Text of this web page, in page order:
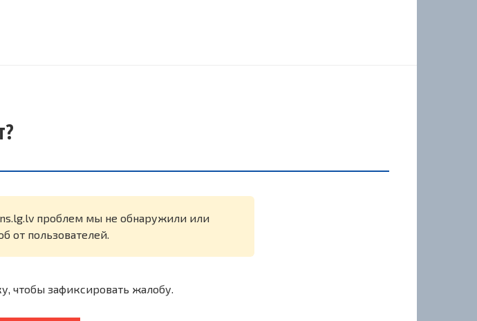
проблем мы не обнаружили или
от пользователей.
чтобы зафиксировать жалобу.